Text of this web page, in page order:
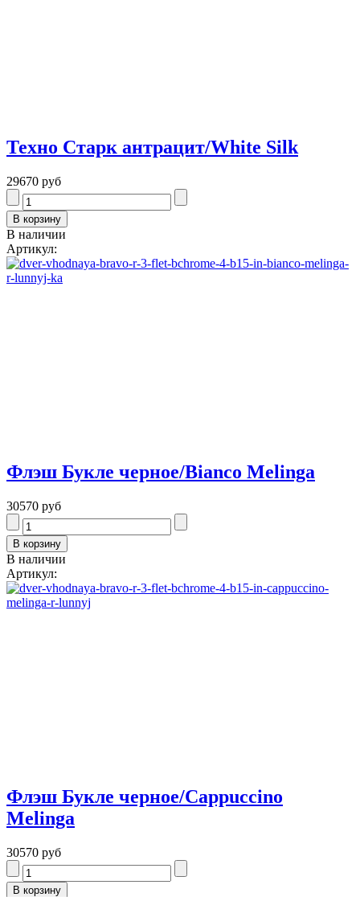
Техно Старк антрацит/White Silk
29670 руб
В наличии
Артикул:
Флэш Букле черное/Bianco Melinga
30570 руб
В наличии
Артикул:
Флэш Букле черное/Cappuccino
Melinga
30570 руб